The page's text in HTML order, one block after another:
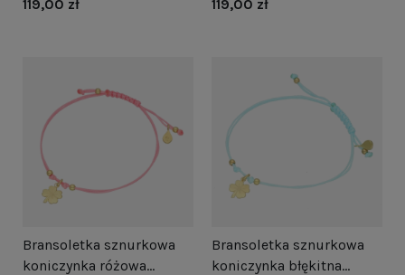
119,00 zł
119,00 zł
Bransoletka sznurkowa
koniczynka różowa
Bransoletka sznurkowa
koniczynka błękitna